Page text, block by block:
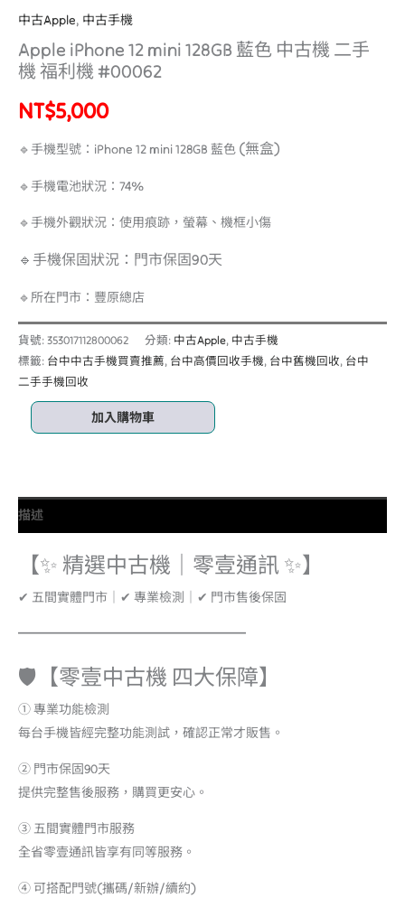
中古Apple, 中古手機
Apple iPhone 12 mini 128GB 藍色 中古機 二手
機 福利機 #00062
NT$5,000
🔹手機型號：iPhone 12 mini 128GB 藍色 (無盒)
🔹手機電池狀況：74%
🔹手機外觀狀況：使用痕跡，螢幕、機框小傷
🔹手機保固狀況：門市保固90天
🔹所在門市：豐原總店
貨號: 353017112800062 分類: 中古Apple, 中古手機
標籤: 台中中古手機買賣推薦, 台中高價回收手機, 台中舊機回收, 台中
二手手機回收
加入購物車
描述
【✨ 精選中古機｜零壹通訊 ✨】
✔ 五間實體門市｜✔ 專業檢測｜✔ 門市售後保固
━━━━━━━━━━━━━━━━━━
🛡️【零壹中古機 四大保障】
① 專業功能檢測
每台手機皆經完整功能測試，確認正常才販售。
② 門市保固90天
提供完整售後服務，購買更安心。
③ 五間實體門市服務
全省零壹通訊皆享有同等服務。
④ 可搭配門號(攜碼/新辦/續約)